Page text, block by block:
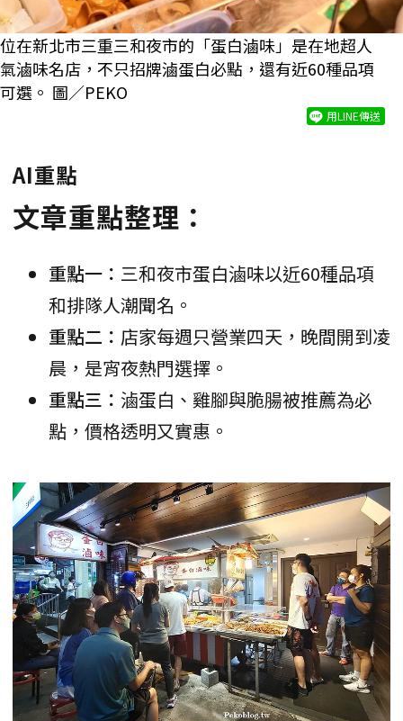
位在新北市三重三和夜市的「蛋白滷味」是在地超人
氣滷味名店，不只招牌滷蛋白必點，還有近60種品項
可選。 圖／PEKO
用LINE傳送
AI重點
文章重點整理：
重點一： 三和夜市蛋白滷味以近60種品項
和排隊人潮聞名。
重點二： 店家每週只營業四天，晚間開到凌
晨，是宵夜熱門選擇。
重點三： 滷蛋白、雞腳與脆腸被推薦為必
點，價格透明又實惠。